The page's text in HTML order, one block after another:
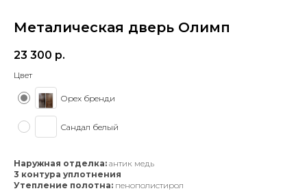
Металическая дверь Олимп
23 300 р.
Цвет
Орех бренди
Сандал белый
Наружная отделка: антик медь
3 контура уплотнения
Утепление полотна: пенополистирол